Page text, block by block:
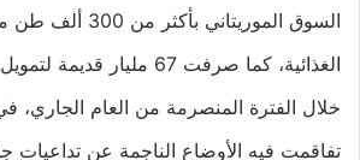
السوق الموريتاني
الغذائية، كما صرفت 67 مليار
خلال الفترة المنصرمة من العام
تفاقمت فيه الأوضاع الناجمة عن تداعيات